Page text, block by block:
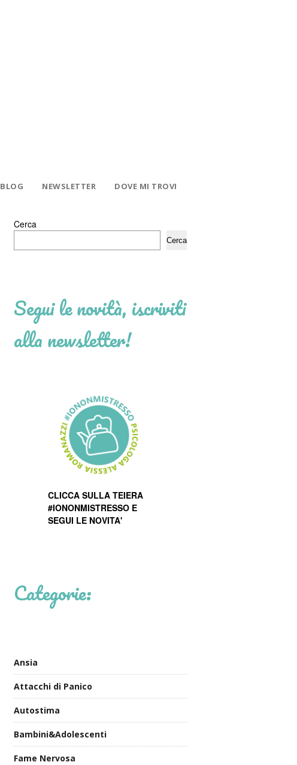
BLOG NEWSLETTER DOVE MI TROVI
Cerca
Cerca
Segui le novità, iscriviti
alla newsletter!
CLICCA SULLA TEIERA
#IONONMISTRESSO E
SEGUI LE NOVITA'
Categorie:
Ansia
Attacchi di Panico
Autostima
Bambini&Adolescenti
Fame Nervosa